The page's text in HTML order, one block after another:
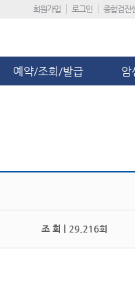
회원가입 로그인 종합검진
예약/조회/발급 암
조 회 | 29,216회